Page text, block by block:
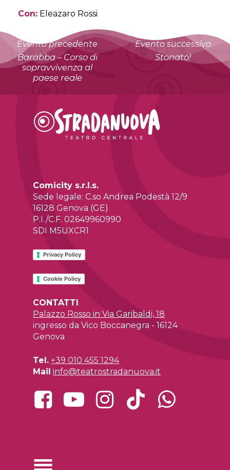
Con: Eleazaro Rossi
Evento precedente
Barabba – Corso di
sopravvivenza al
paese reale
Evento successivo
Stonato!
Comicity s.r.l.s.
Sede legale: C.so Andrea Podestà 12/9
16128 Genova (GE)
P.I./C.F. 02649960990
SDI M5UXCR1
Privacy Policy
Cookie Policy
CONTATTI
Palazzo Rosso in Via Garibaldi, 18
ingresso da Vico Boccanegra - 16124
Genova
Tel. +39 010 455 1294
Mail info@teatrostradanuova.it